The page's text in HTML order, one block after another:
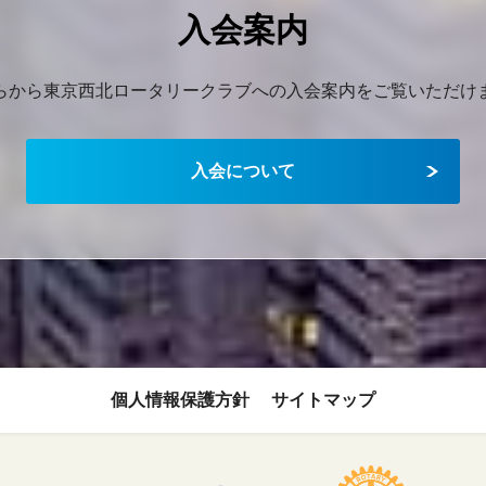
個人情報保護方針 サイトマップ
入会案内
から東京西北ロータリークラブへの入会案内をご覧いただけ
入会について